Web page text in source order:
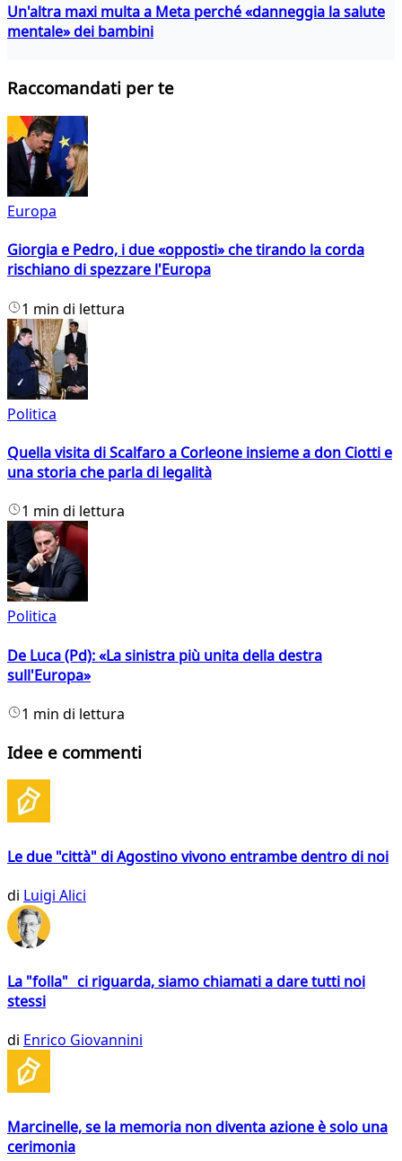
Un'altra maxi multa a Meta perché «danneggia la salute
mentale» dei bambini
Raccomandati per te
Europa
Giorgia e Pedro, i due «opposti» che tirando la corda
rischiano di spezzare l'Europa
1 min di lettura
Politica
Quella visita di Scalfaro a Corleone insieme a don Ciotti e
una storia che parla di legalità
1 min di lettura
Politica
De Luca (Pd): «La sinistra più unita della destra
sull'Europa»
1 min di lettura
Idee e commenti
Le due "città" di Agostino vivono entrambe dentro di noi
di Luigi Alici
La "folla" ci riguarda, siamo chiamati a dare tutti noi
stessi
di Enrico Giovannini
Marcinelle, se la memoria non diventa azione è solo una
cerimonia